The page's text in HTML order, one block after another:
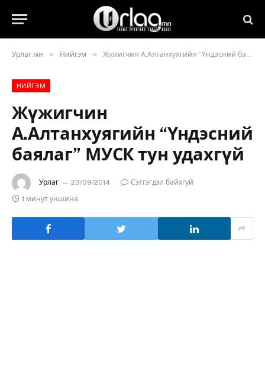
Урлаг.мн » Нийгэм » Жүжигчин А.Алтанхуягийн “Үндэсний баялаг” МУСК тун удахгүй
НИЙГЭМ
Жүжигчин
А.Алтанхуягийн “Үндэсний
баялаг” МУСК тун удахгүй
Урлаг 23/09/2014
Сэтгэгдэл байхгүй
1 минут уншина